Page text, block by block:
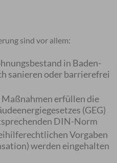
sind vor allem:
in Baden-
sanieren oder barrierefrei
erfüllen die
(GEG)
DIN-Norm
Vorgaben
werden eingehalten